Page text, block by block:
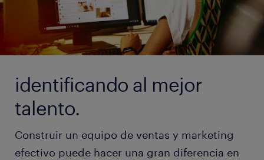
identificando al mejor
talento.
Construir un equipo de ventas y marketing
efectivo puede hacer una gran diferencia en